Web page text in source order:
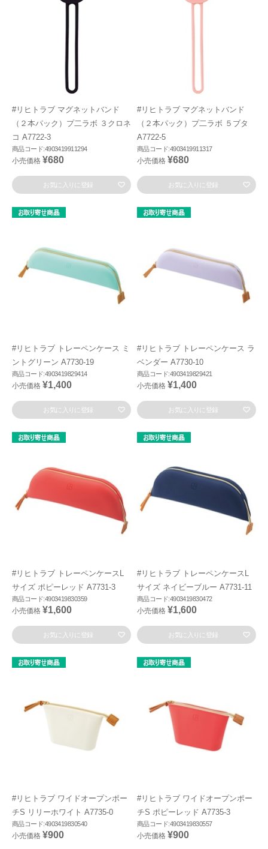
#リヒトラブ マグネットバンド
（２本パック）プ二ラボ ３クロネ
コ A7722-3
商品コード:4903419911294
小売価格 ¥680
お気に入りに登録
#リヒトラブ マグネットバンド
（２本パック）プ二ラボ ５ブタ
A7722-5
商品コード:4903419911317
小売価格 ¥680
お気に入りに登録
#リヒトラブ トレーペンケース ミ
ントグリーン A7730-19
商品コード:4903419829414
小売価格 ¥1,400
お気に入りに登録
#リヒトラブ トレーペンケース ラ
ベンダー A7730-10
商品コード:4903419829421
小売価格 ¥1,400
お気に入りに登録
#リヒトラブ トレーペンケースL
サイズ ポピーレッド A7731-3
商品コード:4903419830359
小売価格 ¥1,600
お気に入りに登録
#リヒトラブ トレーペンケースL
サイズ ネイビーブルー A7731-11
商品コード:4903419830472
小売価格 ¥1,600
お気に入りに登録
#リヒトラブ ワイドオープンポー
チS リリーホワイト A7735-0
商品コード:4903419830540
小売価格 ¥900
#リヒトラブ ワイドオープンポー
チS ポピーレッド A7735-3
商品コード:4903419830557
小売価格 ¥900